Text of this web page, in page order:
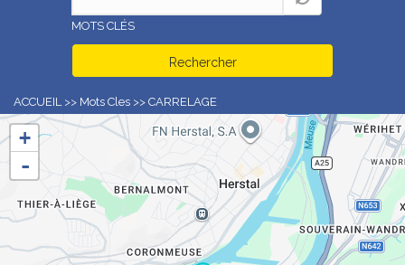
MOTS CLÉS
Rechercher
ACCUEIL >> Mots Cles >> CARRELAGE
+
-